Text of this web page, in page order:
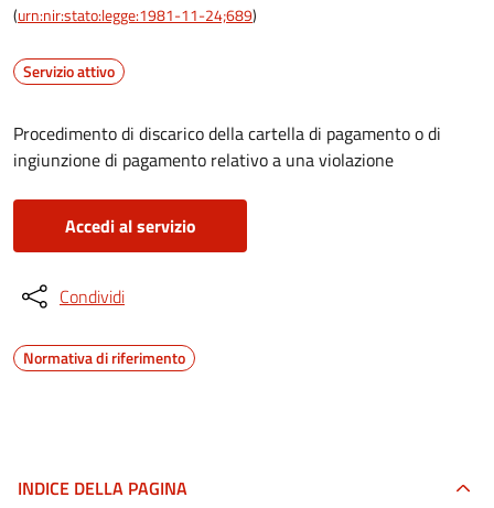
(urn:nir:stato:legge:1981-11-24;689)
Servizio attivo
Procedimento di discarico della cartella di pagamento o di
ingiunzione di pagamento relativo a una violazione
Accedi al servizio
Condividi
Normativa di riferimento
INDICE DELLA PAGINA